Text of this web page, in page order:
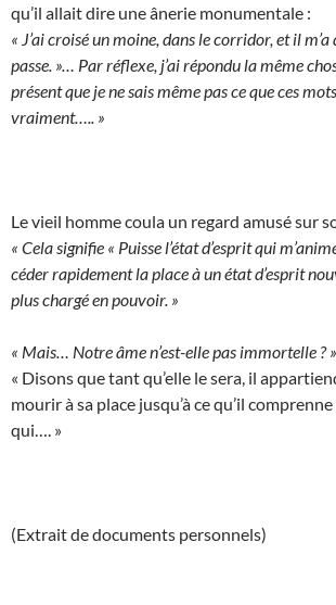
qu’il allait dire une ânerie monumentale :
« J’ai croisé un moine, dans le corridor, et il
passe. »… Par réflexe, j’ai répondu la même
présent que je ne sais même pas ce que ces
vraiment….. »
Le vieil homme coula un regard amusé sur
« Cela signifie « Puisse l’état d’esprit qui
céder rapidement la place à un état d’esprit
plus chargé en pouvoir. »
« Mais… Notre âme n’est-elle pas immortelle ? »
« Disons que tant qu’elle le sera, il
mourir à sa place jusqu’à ce qu’il comprenne
qui…. »
(Extrait de documents personnels)